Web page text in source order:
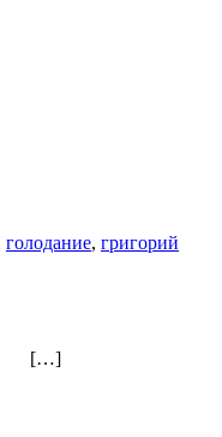
голодание, григорий